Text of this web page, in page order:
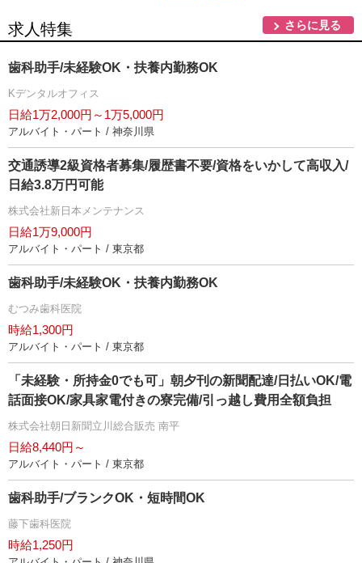
求人特集 さらに見る
歯科助手/未経験OK・扶養内勤務OK
Kデンタルオフィス
日給1万2,000円～1万5,000円
アルバイト・パート / 神奈川県
交通誘導2級資格者募集/履歴書不要/資格をいかして高収入/
日給3.8万円可能
株式会社新日本メンテナンス
日給1万9,000円
アルバイト・パート / 東京都
歯科助手/未経験OK・扶養内勤務OK
むつみ歯科医院
時給1,300円
アルバイト・パート / 東京都
「未経験・所持金0でも可」朝夕刊の新聞配達/日払いOK/電
話面接OK/家具家電付きの寮完備/引っ越し費用全額負担
株式会社朝日新聞立川総合販売 南平
日給8,440円～
アルバイト・パート / 東京都
歯科助手/ブランクOK・短時間OK
藤下歯科医院
時給1,250円